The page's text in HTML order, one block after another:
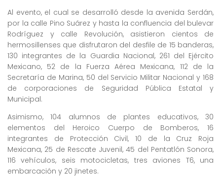
Al evento, el cual se desarrolló desde la avenida Serdán,
por la calle Pino Suárez y hasta la confluencia del bulevar
Rodríguez y calle Revolución, asistieron cientos de
hermosillenses que disfrutaron del desfile de 15 banderas,
130 integrantes de la Guardia Nacional, 261 del Ejército
Mexicano, 52 de la Fuerza Aérea Mexicana, 112 de la
Secretaría de Marina, 50 del Servicio Militar Nacional y 168
de corporaciones de Seguridad Pública Estatal y
Municipal.
Asimismo, 104 alumnos de plantes educativos, 30
elementos del Heroico Cuerpo de Bomberos, 16
integrantes de Protección Civil, 10 de la Cruz Roja
Mexicana, 25 de Rescate Juvenil, 45 del Pentatlón Sonora,
116 vehículos, seis motocicletas, tres aviones T6, una
embarcación y 20 jinetes.